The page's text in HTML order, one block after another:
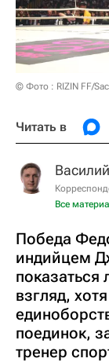
© Фото : RIZIN FF/
Читать в
Все
Победа
индийцем
показаться
взгляд,
поединок,
тренер